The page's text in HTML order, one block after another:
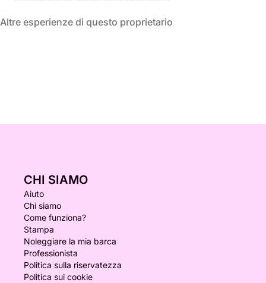
Altre esperienze di questo proprietario
CHI SIAMO
Aiuto
Chi siamo
Come funziona?
Stampa
Noleggiare la mia barca
Professionista
Politica sulla riservatezza
Politica sui cookie